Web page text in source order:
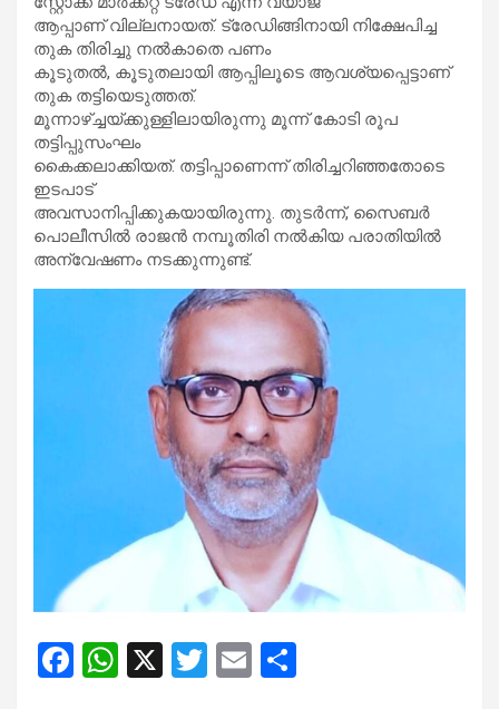
ആപ്പാണ് വില്ലനായത്. ട്രേഡിങ്ങിനായി നിക്ഷേപിച്ച
തുക തിരിച്ചു നൽകാതെ പണം
കൂടുതൽ, കൂടുതലായി ആപ്പിലൂടെ ആവശ്യപ്പെട്ടാണ്
തുക തട്ടിയെടുത്തത്.
മൂന്നാഴ്ച്ചയ്ക്കുള്ളിലായിരുന്നു മൂന്ന് കോടി രൂപ
തട്ടിപ്പുസംഘം
കൈക്കലാക്കിയത്. തട്ടിപ്പാണെന്ന് തിരിച്ചറിഞ്ഞതോടെ
ഇടപാട്
അവസാനിപ്പിക്കുകയായിരുന്നു. തുടർന്ന്, സൈബർ
പൊലീസിൽ രാജൻ നമ്പൂതിരി നൽകിയ പരാതിയിൽ
അന്വേഷണം നടക്കുന്നുണ്ട്.
F
W
X
T
E